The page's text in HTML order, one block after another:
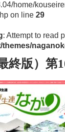
/home/
on line 29
: Attempt to read
themes/
終版）第